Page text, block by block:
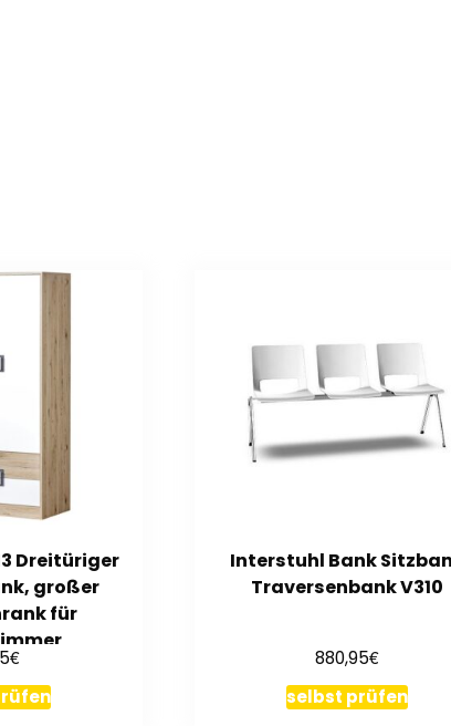
Dreitüriger
großer
für
€
Interstuhl Bank
Traversenbank V310
880,95€
selbst prüfen